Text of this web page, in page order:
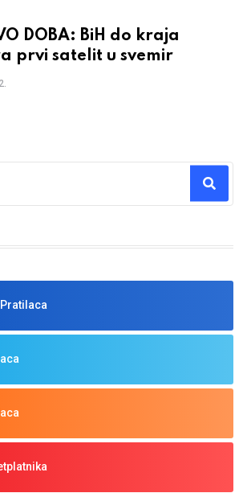
DOBA: BiH do kraja
prvi satelit u svemir
for results.